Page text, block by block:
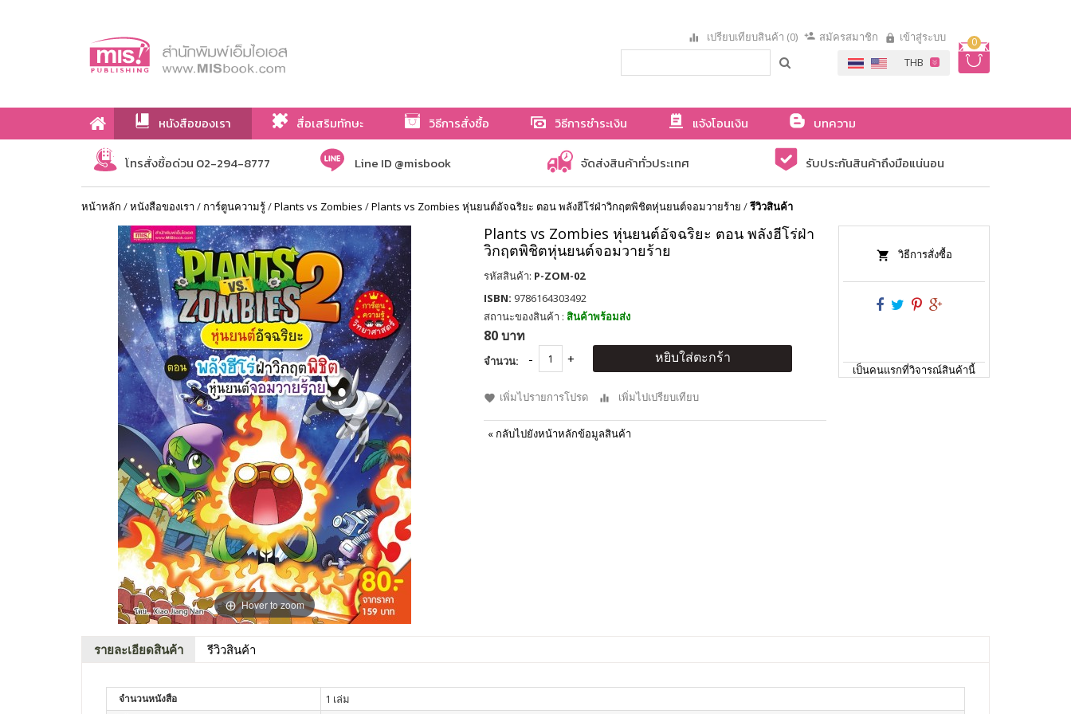
0
เปรียบเทียบสินค้า (0) สมัครสมาชิก เข้าสู่ระบบ
หนังสือของเรา สื่อเสริมทักษะ วิธีการสั่งซื้อ วิธีการชำระเงิน แจ้งโอนเงิน
บทความ
เกี่ยวกับเรา
โทรสั่งซื้อด่วน 02-294-8777 Line ID @misbook จัดส่งสินค้าทั่วประเทศ รับประกันสินค้าถึงมือแน่นอน
หน้าหลัก /หนังสือของเรา / การ์ตูนความรู้/Plants vs Zombies /Plants vs Zombies หุ่นยนต์อัจฉริยะ ตอน พลังฮีโร่ฝ่าวิกฤตพิชิตหุ่นยนต์จอมวายร้าย /รีวิวสินค้า
Hover to zoom
Plants vs Zombies หุ่นยนต์อัจฉริยะ ตอน พลังฮีโร่ฝ่า
วิกฤตพิชิตหุ่นยนต์จอมวายร้าย
รหัสสินค้า: P-ZOM-02
ISBN: 9786164303492
สถานะของสินค้า : สินค้าพร้อมส่ง
80 บาท
จำนวน: หยิบใส่ตะกร้า
เพิ่มไปรายการโปรด เพิ่มไปเปรียบเทียบ
« กลับไปยังหน้าหลักข้อมูลสินค้า
วิธีการสั่งซื้อ
เป็นคนแรกที่วิจารณ์สินค้านี้
รายละเอียดสินค้า รีวิวสินค้า
จำนวนหนังสือ 1 เล่ม